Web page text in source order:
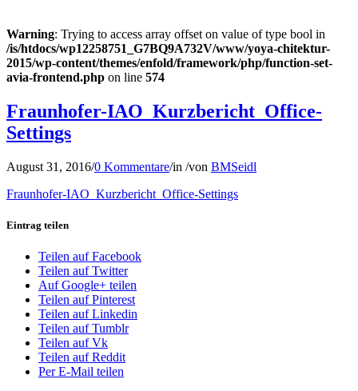
Warning: Trying to access array offset on value of type bool in
/is/htdocs/wp12258751_G7BQ9A732V/www/yoya-chitektur-
2015/wp-content/themes/enfold/framework/php/function-set-
avia-frontend.php on line 574
Fraunhofer-IAO_Kurzbericht_Office-
Settings
August 31, 2016/0 Kommentare/in /von BMSeidl
Fraunhofer-IAO_Kurzbericht_Office-Settings
Eintrag teilen
Teilen auf Facebook
Teilen auf Twitter
Auf Google+ teilen
Teilen auf Pinterest
Teilen auf Linkedin
Teilen auf Tumblr
Teilen auf Vk
Teilen auf Reddit
Per E-Mail teilen